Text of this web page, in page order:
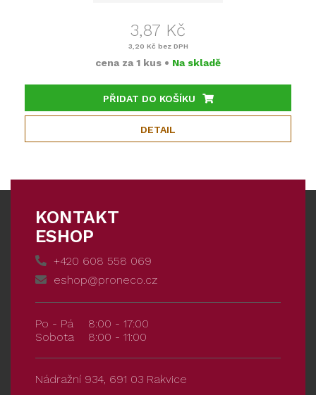
3,87 Kč
3,20 Kč bez DPH
cena za 1 kus • Na skladě
PŘIDAT DO KOŠÍKU
DETAIL
KONTAKT
ESHOP
+420 608 558 069
eshop@proneco.cz
Po - Pá
8:00 - 17:00
Sobota
8:00 - 11:00
Nádražní 934, 691 03 Rakvice